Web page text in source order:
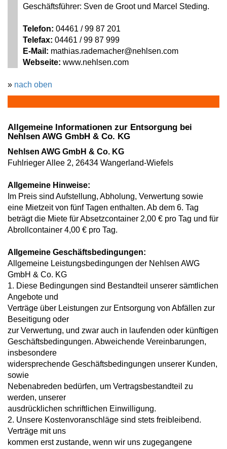
Geschäftsführer: Sven de Groot und Marcel Steding.
Telefon: 04461 / 99 87 201
Telefax: 04461 / 99 87 999
E-Mail: mathias.rademacher@nehlsen.com
Webseite: www.nehlsen.com
» nach oben
Allgemeine Informationen zur Entsorgung bei
Nehlsen AWG GmbH & Co. KG
Nehlsen AWG GmbH & Co. KG
Fuhlrieger Allee 2, 26434 Wangerland-Wiefels
Allgemeine Hinweise:
Im Preis sind Aufstellung, Abholung, Verwertung sowie
eine Mietzeit von fünf Tagen enthalten. Ab dem 6. Tag
beträgt die Miete für Absetzcontainer 2,00 € pro Tag und für
Abrollcontainer 4,00 € pro Tag.
Allgemeine Geschäftsbedingungen:
Allgemeine Leistungsbedingungen der Nehlsen AWG
GmbH & Co. KG
1. Diese Bedingungen sind Bestandteil unserer sämtlichen
Angebote und
Verträge über Leistungen zur Entsorgung von Abfällen zur
Beseitigung oder
zur Verwertung, und zwar auch in laufenden oder künftigen
Geschäftsbedingungen. Abweichende Vereinbarungen,
insbesondere
widersprechende Geschäftsbedingungen unserer Kunden,
sowie
Nebenabreden bedürfen, um Vertragsbestandteil zu
werden, unserer
ausdrücklichen schriftlichen Einwilligung.
2. Unsere Kostenvoranschläge sind stets freibleibend.
Verträge mit uns
kommen erst zustande, wenn wir uns zugegangene